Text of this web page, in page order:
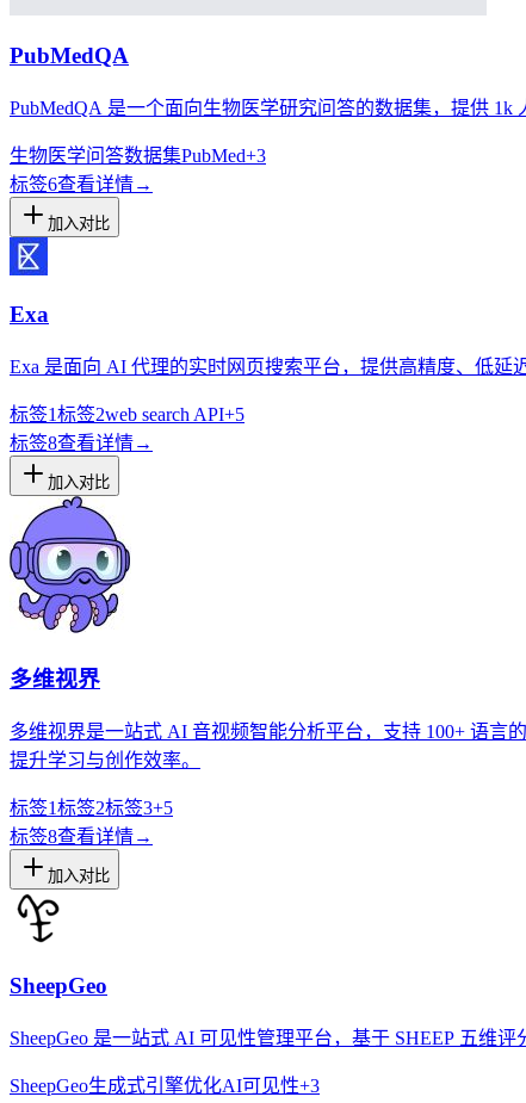
PubMedQA
PubMedQA 是一个面向生物医学研究问答的数据集，提供 1k
生物医学问答数据集PubMed+3
标签6查看详情→
加入对比
Exa
Exa 是面向 AI 代理的实时网页搜索平台，提供高精度、低延
标签1标签2web search API+5
标签8查看详情→
加入对比
多维视界
多维视界是一站式 AI 音视频智能分析平台，支持 100+ 语
提升学习与创作效率。
标签1标签2标签3+5
标签8查看详情→
加入对比
SheepGeo
SheepGeo 是一站式 AI 可见性管理平台，基于 SHEEP 五维
SheepGeo生成式引擎优化AI可见性+3